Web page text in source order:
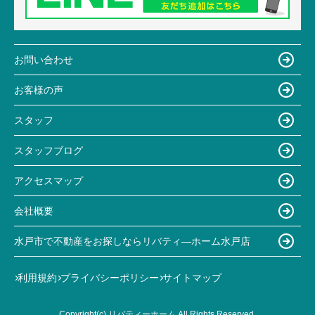
お問い合わせ
お客様の声
スタッフ
スタッフブログ
アクセスマップ
会社概要
水戸市で不動産をお探しならリバティ―ホーム水戸店
利用規約 プライバシーポリシー サイトマップ